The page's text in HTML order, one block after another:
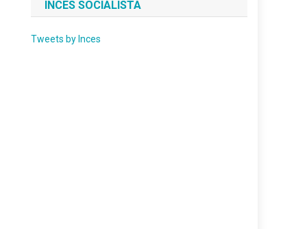
INCES SOCIALISTA
Tweets by Inces